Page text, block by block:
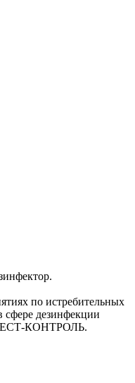
по истребительных
сфере дезинфекции
ПЕСТ-КОНТРОЛЬ.